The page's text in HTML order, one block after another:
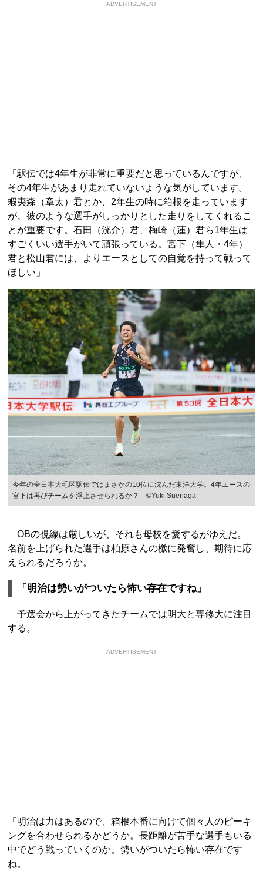
ADVERTISEMENT
「駅伝では4年生が非常に重要だと思っているんですが、
その4年生があまり走れていないような気がしています。
蝦夷森（章太）君とか、2年生の時に箱根を走っています
が、彼のような選手がしっかりとした走りをしてくれるこ
とが重要です。石田（洸介）君、梅崎（蓮）君ら1年生は
すごくいい選手がいて頑張っている。宮下（隼人・4年）
君と松山君には、よりエースとしての自覚を持って戦って
ほしい」
今年の全日本大毛区駅伝ではまさかの10位に沈んだ東洋大学。4年エースの
宮下は再びチームを浮上させられるか？ ©Yuki Suenaga
OBの視線は厳しいが、それも母校を愛するがゆえだ。
名前を上げられた選手は柏原さんの檄に発奮し、期待に応
えられるだろうか。
「明治は勢いがついたら怖い存在ですね」
予選会から上がってきたチームでは明大と専修大に注目
する。
ADVERTISEMENT
「明治は力はあるので、箱根本番に向けて個々人のピーキ
ングを合わせられるかどうか。長距離が苦手な選手もいる
中でどう戦っていくのか。勢いがついたら怖い存在です
ね。